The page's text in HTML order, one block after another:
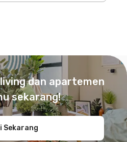
dan apartemen
sekarang!
Sekarang